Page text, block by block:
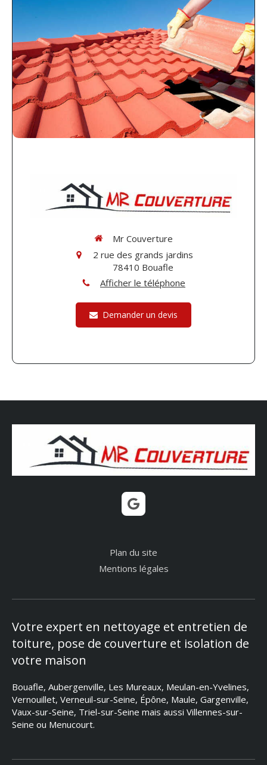
Mr Couverture
2 rue des grands jardins
78410 Bouafle
Afficher le téléphone
Demander un devis
Plan du site
Mentions légales
Votre expert en nettoyage et entretien de
toiture, pose de couverture et isolation de
votre maison
Bouafle, Aubergenville, Les Mureaux, Meulan-en-Yvelines,
Vernouillet, Verneuil-sur-Seine, Épône, Maule, Gargenville,
Vaux-sur-Seine, Triel-sur-Seine mais aussi Villennes-sur-
Seine ou Menucourt.